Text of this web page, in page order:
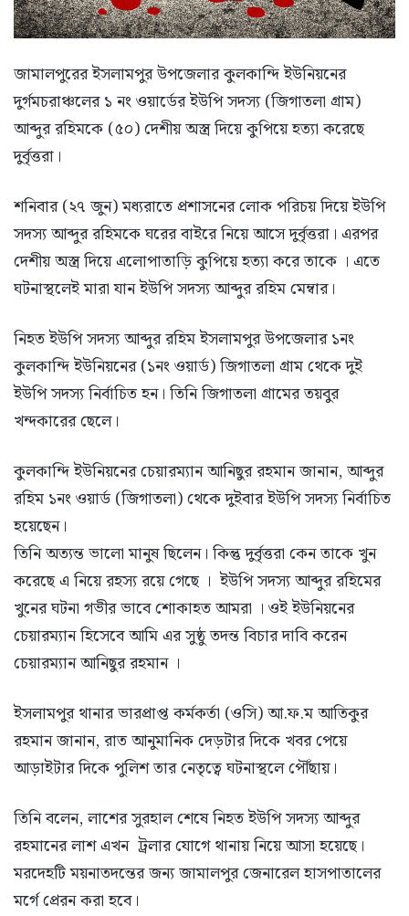
জামালপুরের ইসলামপুর উপজেলার কুলকান্দি ইউনিয়নের
দুর্গমচরাঞ্চলের ১ নং ওয়ার্ডের ইউপি সদস্য (জিগাতলা গ্রাম)
আব্দুর রহিমকে (৫০) দেশীয় অস্ত্র দিয়ে কুপিয়ে হত্যা করেছে
দুর্বৃত্তরা।
শনিবার (২৭ জুন) মধ্যরাতে প্রশাসনের লোক পরিচয় দিয়ে ইউপি
সদস্য আব্দুর রহিমকে ঘরের বাইরে নিয়ে আসে দুর্বৃত্তরা। এরপর
দেশীয় অস্ত্র দিয়ে এলোপাতাড়ি কুপিয়ে হত্যা করে তাকে । এতে
ঘটনাস্থলেই মারা যান ইউপি সদস্য আব্দুর রহিম মেম্বার।
নিহত ইউপি সদস্য আব্দুর রহিম ইসলামপুর উপজেলার ১নং
কুলকান্দি ইউনিয়নের (১নং ওয়ার্ড) জিগাতলা গ্রাম থেকে দুই
ইউপি সদস্য নির্বাচিত হন। তিনি জিগাতলা গ্রামের তয়বুর
খন্দকারের ছেলে।
কুলকান্দি ইউনিয়নের চেয়ারম্যান আনিছুর রহমান জানান, আব্দুর
রহিম ১নং ওয়ার্ড (জিগাতলা) থেকে দুইবার ইউপি সদস্য নির্বাচিত
হয়েছেন।
তিনি অত্যন্ত ভালো মানুষ ছিলেন। কিন্তু দুর্বৃত্তরা কেন তাকে খুন
করেছে এ নিয়ে রহস্য রয়ে গেছে । ইউপি সদস্য আব্দুর রহিমের
খুনের ঘটনা গভীর ভাবে শোকাহত আমরা । ওই ইউনিয়নের
চেয়ারম্যান হিসেবে আমি এর সুষ্ঠু তদন্ত বিচার দাবি করেন
চেয়ারম্যান আনিছুর রহমান ।
ইসলামপুর থানার ভারপ্রাপ্ত কর্মকর্তা (ওসি) আ.ফ.ম আতিকুর
রহমান জানান, রাত আনুমানিক দেড়টার দিকে খবর পেয়ে
আড়াইটার দিকে পুলিশ তার নেতৃত্বে ঘটনাস্থলে পৌঁছায়।
তিনি বলেন, লাশের সুরহাল শেষে নিহত ইউপি সদস্য আব্দুর
রহমানের লাশ এখন ট্রলার যোগে থানায় নিয়ে আসা হয়েছে।
মরদেহটি ময়নাতদন্তের জন্য জামালপুর জেনারেল হাসপাতালের
মর্গে প্রেরন করা হবে।